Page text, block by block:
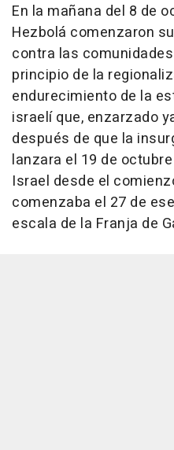
En la mañana del 8 de
Hezbolá comenzaron
contra las
principio de la
endurecimiento de la
israelí que, enzarzado
después de que la
lanzara el 19 de
Israel desde el
comenzaba el 27 de
escala de la Franja de